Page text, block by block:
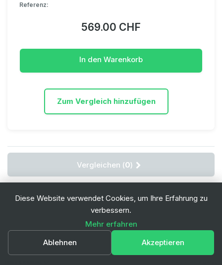
Referenz:
569.00 CHF
In den Warenkorb
Zum Vergleich hinzufügen
Vergleichen (0)
Diese Website verwendet Cookies, um Ihre Erfahrung zu
verbessern.
Mehr erfahren
Ablehnen
Akzeptieren